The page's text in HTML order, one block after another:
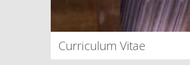
Curriculum Vitae